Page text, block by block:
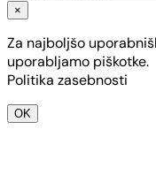
×
Za najboljšo
uporabljamo piškotke.
Politika zasebnosti
OK